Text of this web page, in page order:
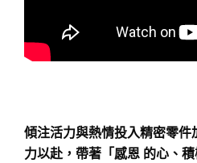
傾注活力與熱情投入精密零
力以赴，帶著「感恩 的心、